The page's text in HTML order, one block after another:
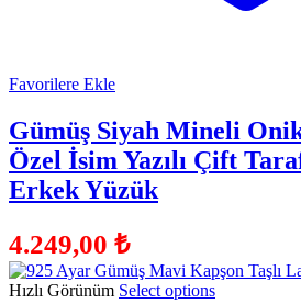
Favorilere Ekle
Gümüş Siyah Mineli
Özel İsim Yazılı Çift
Erkek Yüzük
4.249,00 ₺
Hızlı Görünüm Select options